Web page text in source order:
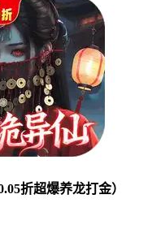
折超爆养龙打金）